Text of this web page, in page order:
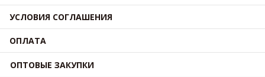
УСЛОВИЯ СОГЛАШЕНИЯ
ОПЛАТА
ОПТОВЫЕ ЗАКУПКИ